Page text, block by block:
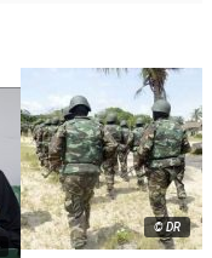
© DR